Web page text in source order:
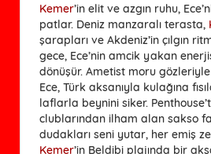
Kemer’in elit ve azgın ruhu,
patlar. Deniz manzaralı terasta,
şarapları ve Akdeniz’in çılgın
gece, Ece’nin amcik yakan
dönüşür. Ametist moru
Ece, Türk aksanıyla kulağına
laflarla beynini siker.
clublarından ilham alan sakso
dudakları seni yutar, her emiş
Kemer’in Beldibi plajında bir